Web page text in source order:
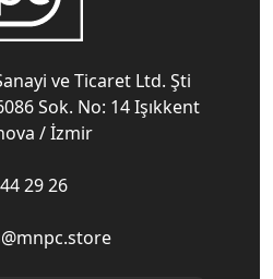
ve Ticaret Ltd. Şti
Sok. No: 14 Işıkkent
/ İzmir
29 26